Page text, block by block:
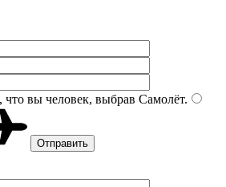
вы человек, выбрав Самолёт.